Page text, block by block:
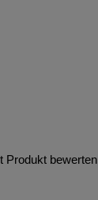
Produkt bewerten